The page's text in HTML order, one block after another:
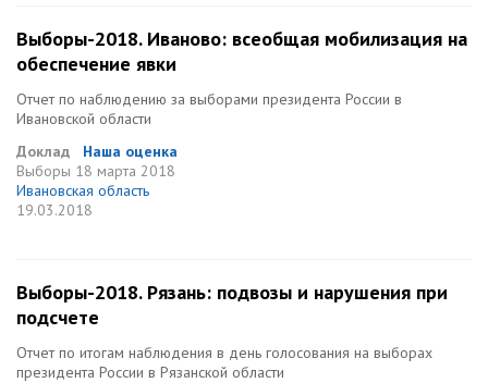
Выборы-2018. Иваново: всеобщая мобилизация на
обеспечение явки
Отчет по наблюдению за выборами президента России в
Ивановской области
Доклад
Наша оценка
Выборы 18 марта 2018
Ивановская область
19.03.2018
Выборы-2018. Рязань: подвозы и нарушения при
подсчете
Отчет по итогам наблюдения в день голосования на выборах
президента России в Рязанской области